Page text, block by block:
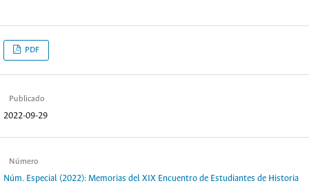
PDF
Publicado
2022-09-29
Número
Núm. Especial (2022): Memorias del XIX Encuentro de Estudiantes de Historia